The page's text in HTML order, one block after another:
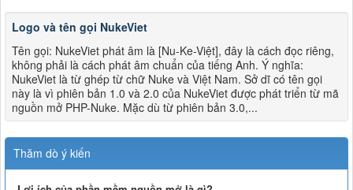
Logo và tên gọi NukeViet
Tên gọi: NukeViet phát âm là [Nu-Ke-Việt], đây là cách đọc riêng,
không phải là cách phát âm chuẩn của tiếng Anh. Ý nghĩa:
NukeViet là từ ghép từ chữ Nuke và Việt Nam. Sở dĩ có tên gọi
này là vì phiên bản 1.0 và 2.0 của NukeViet được phát triển từ mã
nguồn mở PHP-Nuke. Mặc dù từ phiên bản 3.0,...
Thăm dò ý kiến